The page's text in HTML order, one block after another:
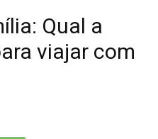
Qual a
viajar com